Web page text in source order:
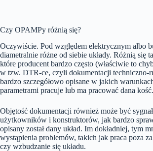
Czy OPAMPy różnią się?
Oczywiście. Pod względem elektrycznym albo
diametralnie różne od siebie układy. Różnią się
które producent bardzo często (właściwie to
w tzw. DTR-ce, czyli dokumentacji techniczno-
bardzo szczegółowo opisane w jakich
parametrami pracuje lub ma pracować dana kość.
Objętość dokumentacji również może być
użytkowników i konstruktorów, jak bardzo
opisany został dany układ. Im dokładniej, tym
wystąpienia problemów, takich jak praca poza
czy wzbudzanie się układu.